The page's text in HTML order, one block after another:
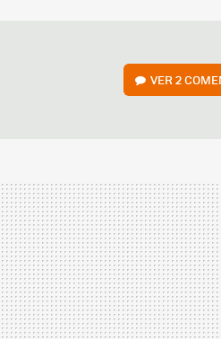
VER2